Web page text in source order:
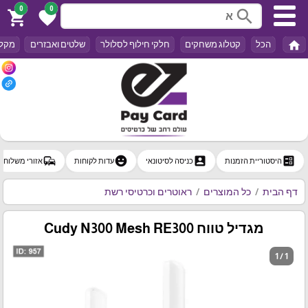
search
0
favorite
0
shopping_cart
home הכל קטלוג משחקים חלקי חילוף לסלולר שלטים ואבזרים
ballot היסטוריית הזמנות account_boxכניסה לסיטונאי emoji_emotionsעדות לקוחות commuteאזורי משלוח
דף הבית כל המוצרים ראוטרים וכרטיסי רשת
מגדיל טווח Cudy N300 Mesh RE300
1 / 1